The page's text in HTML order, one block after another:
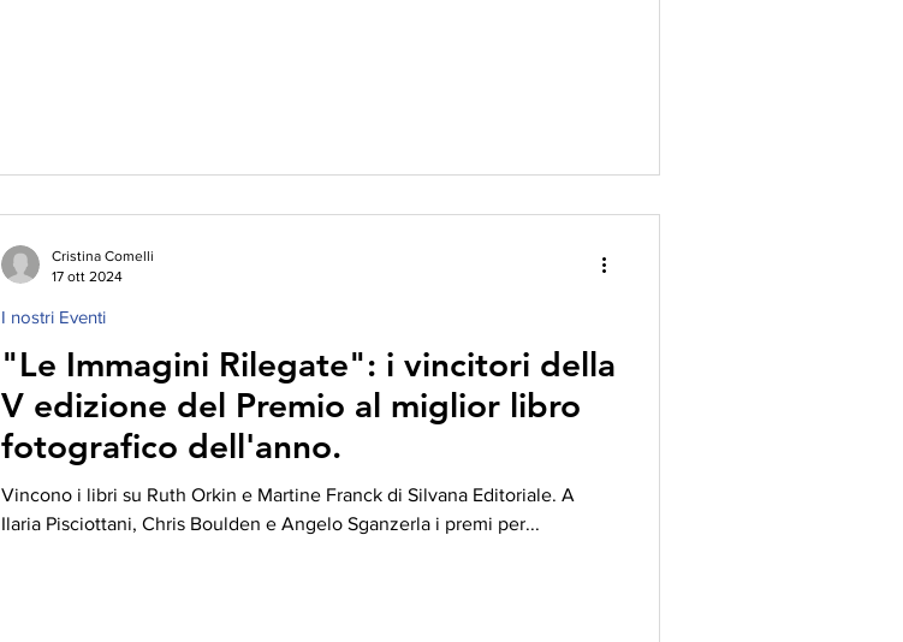
"Le Immagini Rilegate": i vincitori della
V edizione del Premio al miglior libro
fotografico dell'anno.
Vincono i libri su Ruth Orkin e Martine Franck di Silvana Editoriale. A
Ilaria Pisciottani, Chris Boulden e Angelo Sganzerla i premi per...
I nostri Eventi
Cristina Comelli
17 ott 2024